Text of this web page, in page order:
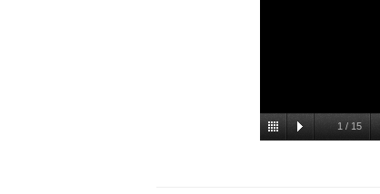
1 / 15